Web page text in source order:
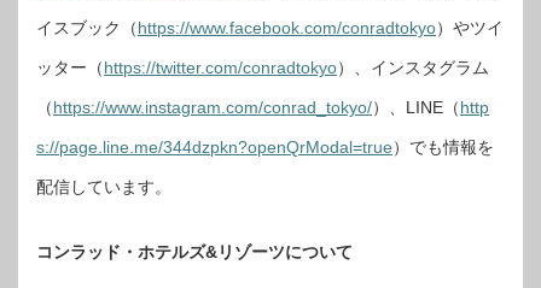
イスブック（https://www.facebook.com/conradtokyo）やツイ
ッター（https://twitter.com/conradtokyo）、インスタグラム
（https://www.instagram.com/conrad_tokyo/）、LINE（http
s://page.line.me/344dzpkn?openQrModal=true）でも情報を
配信しています。
コンラッド・ホテルズ&リゾーツについて